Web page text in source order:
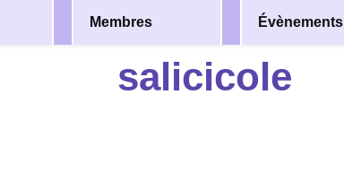
Membres Évènements
salicicole